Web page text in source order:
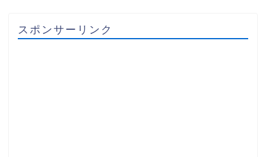
スポンサーリンク